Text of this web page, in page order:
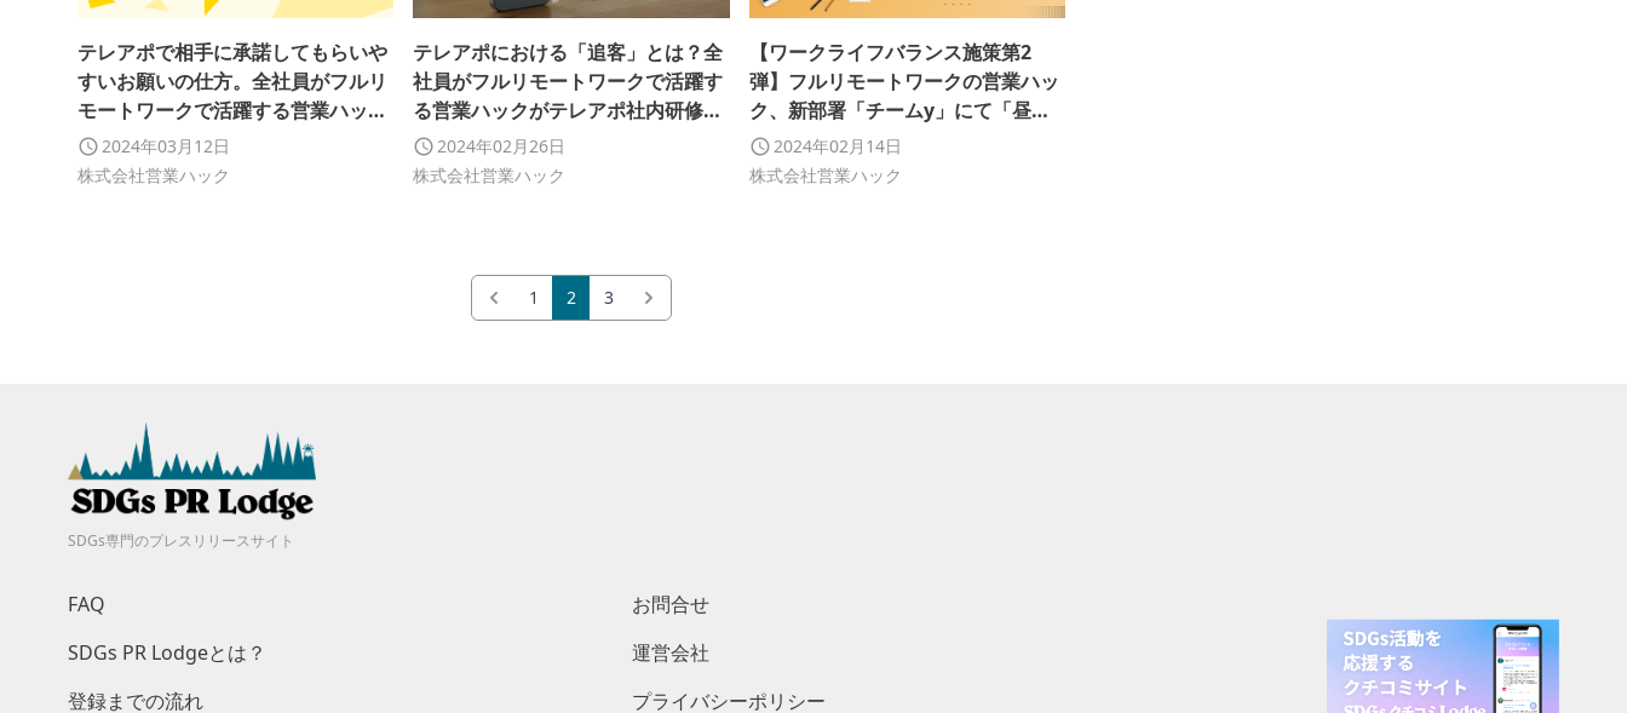
テレアポで相手に承諾してもらいや
すいお願いの仕方。全社員がフルリ
モートワークで活躍する営業ハック
が社内研修を実施しました【研修レ
ポート】
2024年03月12日
株式会社営業ハック
テレアポにおける「追客」とは？全
社員がフルリモートワークで活躍す
る営業ハックがテレアポ社内研修を
実施しました
2024年02月26日
株式会社営業ハック
【ワークライフバランス施策第2
弾】フルリモートワークの営業ハッ
ク、新部署「チームy」にて「昼礼
制度」を導入しました
2024年02月14日
株式会社営業ハック
1 2 3
SDGs専門のプレスリリースサイト
FAQ
SDGs PR Lodgeとは？
登録までの流れ
お問合せ
運営会社
プライバシーポリシー